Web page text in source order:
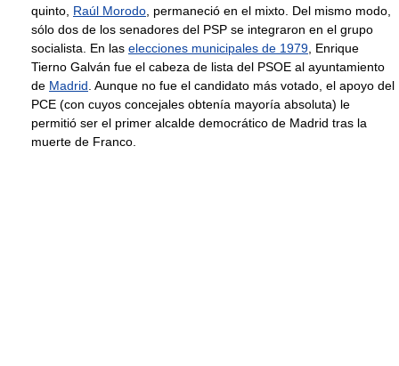
quinto, Raúl Morodo , permaneció en el mixto. Del mismo modo,
sólo dos de los senadores del PSP se integraron en el grupo
socialista. En las elecciones municipales de 1979 , Enrique
Tierno Galván fue el cabeza de lista del PSOE al ayuntamiento
de Madrid . Aunque no fue el candidato más votado, el apoyo del
PCE (con cuyos concejales obtenía mayoría absoluta) le
permitió ser el primer alcalde democrático de Madrid tras la
muerte de Franco.